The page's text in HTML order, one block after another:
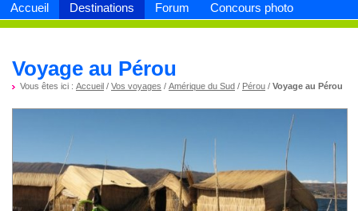
Accueil Destinations Forum Concours photo
Voyage au Pérou
Vous êtes ici : Accueil / Vos voyages / Amérique du Sud / Pérou / Voyage au Pérou